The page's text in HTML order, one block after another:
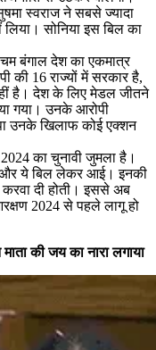
स्वराज ने सबसे ज्यादा
सोनिया इस बिल का
बंगाल देश का एकमात्र
की 16 राज्यों में सरकार है,
है। देश के लिए मेडल जीतने
गया। उनके आरोपी
उनके खिलाफ कोई एक्शन
का चुनावी जुमला है।
ये बिल लेकर आई। इनकी
दी होती। इससे अब
2024 से पहले लागू हो
की जय का नारा लगाया